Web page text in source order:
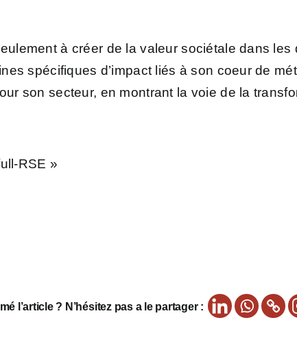
à créer de la valeur sociétale dans les
spécifiques d’impact liés à son coeur de
son secteur, en montrant la voie de la
RSE »
l’article ? N’hésitez pas a le partager :